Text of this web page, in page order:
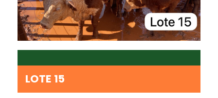
LOTE 15